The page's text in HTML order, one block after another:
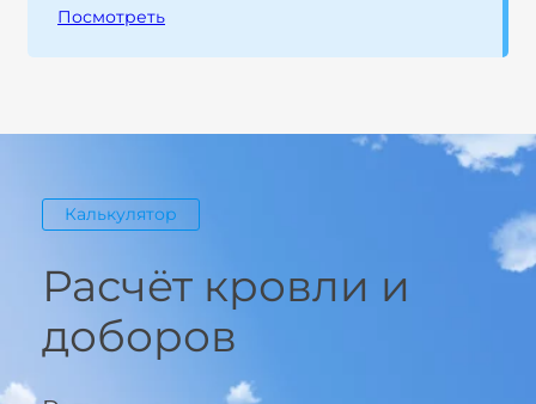
Посмотреть
Калькулятор
Расчёт кровли и
доборов